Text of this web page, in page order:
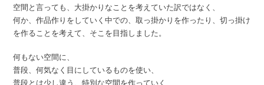
空間と言っても、大掛かりなことを考えていた訳ではなく、
何か、作品作りをしていく中での、取っ掛かりを作ったり、切っ掛け
を作ることを考えて、そこを目指しました。
何もない空間に、
普段、何気なく目にしているものを使い、
普段とは少し違う、特別な空間を作っていく